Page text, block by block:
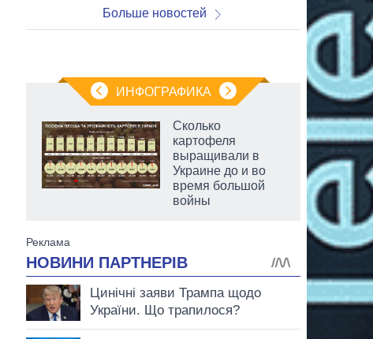
Больше новостей
ИНФОГРАФИКА
Сколько
картофеля
выращивали в
Украине до и во
время большой
войны